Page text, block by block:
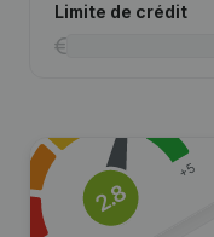
Limite de crédit